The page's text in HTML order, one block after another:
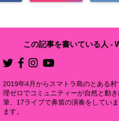
この記事を書いている人 -
2019年4月からスマトラ島のとある
理ゼロでコミュニティーが自然と動
筆、17ライブで鼻笛の演奏をしてい
ます。